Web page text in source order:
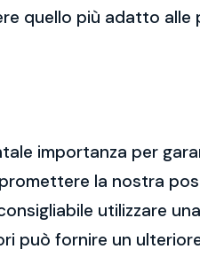
quello più adatto alle
importanza per
la nostra
utilizzare
può fornire un